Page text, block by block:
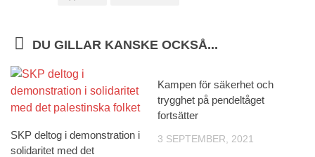
DU GILLAR KANSKE OCKSÅ...
SKP deltog i demonstration i
solidaritet med det
Kampen för säkerhet och
trygghet på pendeltåget
fortsätter
3 SEPTEMBER, 2021